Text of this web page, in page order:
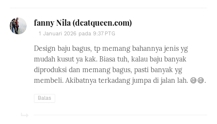
fanny Nila (dcatqueen.com)
1 Januari 2026 pada 9:37 PTG
Design baju bagus, tp memang bahannya jenis yg
mudah kusut ya kak. Biasa tuh, kalau baju banyak
diproduksi dan memang bagus, pasti banyak yg
membeli. Akibatnya terkadang jumpa di jalan lah. 😅😅.
Balas